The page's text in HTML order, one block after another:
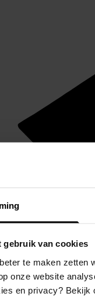
gebruik van cookies
te maken zetten
onze website
en privacy? Bekijk